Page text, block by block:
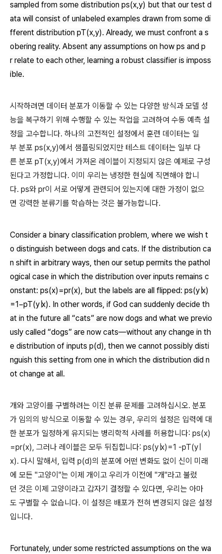
sampled from some distribution ps(x,y) but that our test d
ata will consist of unlabeled examples drawn from some di
fferent distribution pT(x,y). Already, we must confront a s
obering reality. Absent any assumptions on how ps and p
r relate to each other, learning a robust classifier is imposs
ible.
시작하려면 데이터 분포가 이동할 수 있는 다양한 방식과 모델 성
능을 복구하기 위해 수행할 수 있는 작업을 고려하여 수동 예측 설
정을 고수합니다. 하나의 고전적인 설정에서 훈련 데이터는 일
부 분포 ps(x,y)에서 샘플링되었지만 테스트 데이터는 일부 다
른 분포 pT(x,y)에서 가져온 레이블이 지정되지 않은 예제로 구성
된다고 가정합니다. 이미 우리는 냉정한 현실에 직면해야 합니
다. ps와 pr이 서로 어떻게 관련되어 있는지에 대한 가정이 없으
면 강력한 분류기를 학습하는 것은 불가능합니다.
Consider a binary classification problem, where we wish t
o distinguish between dogs and cats. If the distribution ca
n shift in arbitrary ways, then our setup permits the pathol
ogical case in which the distribution over inputs remains c
onstant: ps(x)=pr(x), but the labels are all flipped: ps(y∣x)
=1−pT(y∣x). In other words, if God can suddenly decide th
at in the future all “cats” are now dogs and what we previo
usly called “dogs” are now cats—without any change in th
e distribution of inputs p(d), then we cannot possibly disti
nguish this setting from one in which the distribution did n
ot change at all.
개와 고양이를 구별하려는 이진 분류 문제를 고려하십시오. 분포
가 임의의 방식으로 이동할 수 있는 경우, 우리의 설정은 입력에 대
한 분포가 일정하게 유지되는 병리학적 사례를 허용합니다: ps(x)
=pr(x), 그러나 레이블은 모두 뒤집힙니다: ps(y∣x)=1 -pT(y∣
x). 다시 말해서, 입력 p(d)의 분포에 어떤 변화도 없이 신이 미래
에 모든 "고양이"는 이제 개이고 우리가 이전에 "개"라고 불렀
던 것은 이제 고양이라고 갑자기 결정할 수 있다면, 우리는 아마
도 구별할 수 없습니다. 이 설정은 배포가 전혀 변경되지 않은 설정
입니다.
Fortunately, under some restricted assumptions on the wa